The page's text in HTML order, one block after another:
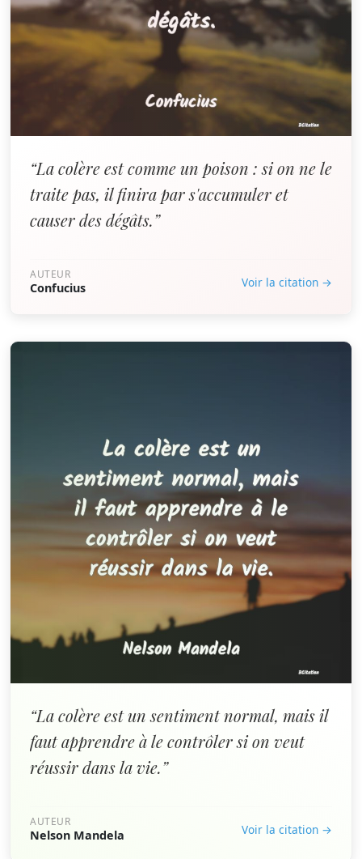
“La colère est comme un poison : si on ne le
traite pas, il finira par s'accumuler et
causer des dégâts.”
AUTEUR
Confucius Voir la citation →
“La colère est un sentiment normal, mais il
faut apprendre à le contrôler si on veut
réussir dans la vie.”
AUTEUR
Nelson Mandela Voir la citation →